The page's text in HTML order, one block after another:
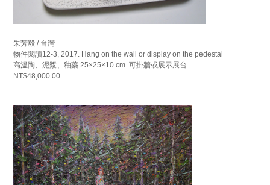
朱芳毅 / 台灣
物件閱讀12-3, 2017. Hang on the wall or display on the pedestal
高溫陶、泥漿、釉藥 25×25×10 cm. 可掛牆或展示展台.
NT$48,000.00